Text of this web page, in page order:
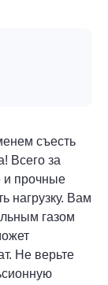
съесть
Всего за
и прочные
нагрузку. Вам
газом
Не верьте